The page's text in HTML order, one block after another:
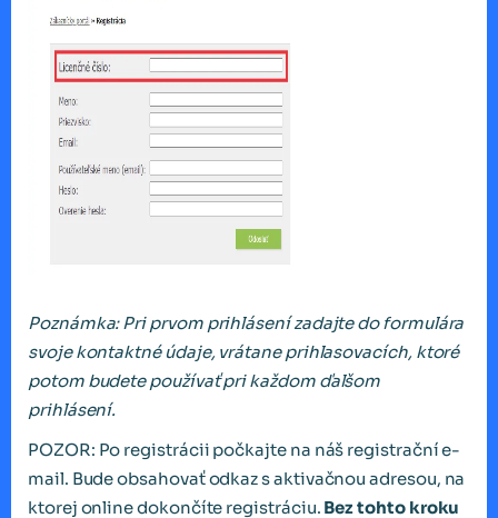
Poznámka: Pri prvom prihlásení zadajte do formulára
svoje kontaktné údaje, vrátane prihlasovacích, ktoré
potom budete používať pri každom ďalšom
prihlásení.
POZOR: Po registrácii počkajte na náš registrační e-
mail. Bude obsahovať odkaz s aktivačnou adresou, na
ktorej online dokončíte registráciu. Bez tohto kroku